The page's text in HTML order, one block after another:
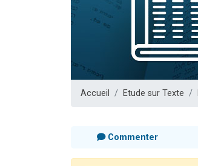
Accueil Etude sur Texte
Commenter